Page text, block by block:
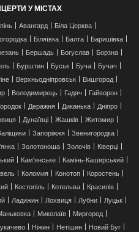
У МІСТАХ
Авангард
Біла Церква
Біляївка Балта
Баришівка
Бершадь Богуслав
Борзна
Бурштин Буськ Буча
Бучач
Верхньодніпровськ
Вишгород
Володимирець Гадяч
Гайворон
Деражня Диканька
Дніпро
Дунаївці Жашків
Житомир
Запоріжжя
Звенигородка
Золотоноша Золочів
Ківерці
Кам'янське
Камінь-Каширський
Коломия Конотоп
Коростень
Костопіль Котельва
Красилів
Ладижин Лохвиця Лубни
Луцьк
Миколаїв
Миргород
Ніжин Нетішин
Новий Буг